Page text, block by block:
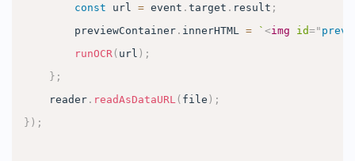
const url = event . target . result ;
        previewContainer
. innerHTML = ` <img id="
runOCR ( url ) ;
} ;
    reader
. readAsDataURL ( file ) ;
} ) ;